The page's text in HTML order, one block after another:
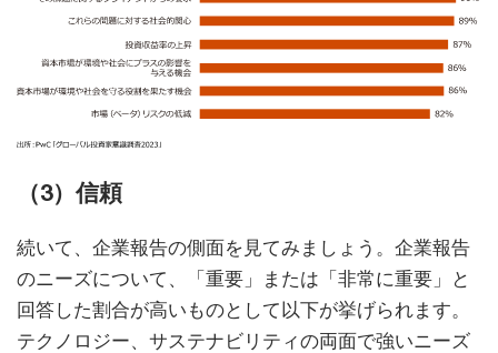
（3）信頼
続いて、企業報告の側面を見てみましょう。企業報告
のニーズについて、「重要」または「非常に重要」と
回答した割合が高いものとして以下が挙げられます。
テクノロジー、サステナビリティの両面で強いニーズ